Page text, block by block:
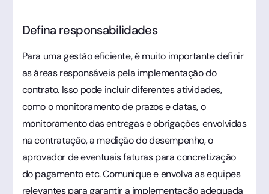
Defina responsabilidades
Para uma gestão eficiente, é muito importante definir
as áreas responsáveis pela implementação do
contrato. Isso pode incluir diferentes atividades,
como o monitoramento de prazos e datas, o
monitoramento das entregas e obrigações envolvidas
na contratação, a medição do desempenho, o
aprovador de eventuais faturas para concretização
do pagamento etc. Comunique e envolva as equipes
relevantes para garantir a implementação adequada